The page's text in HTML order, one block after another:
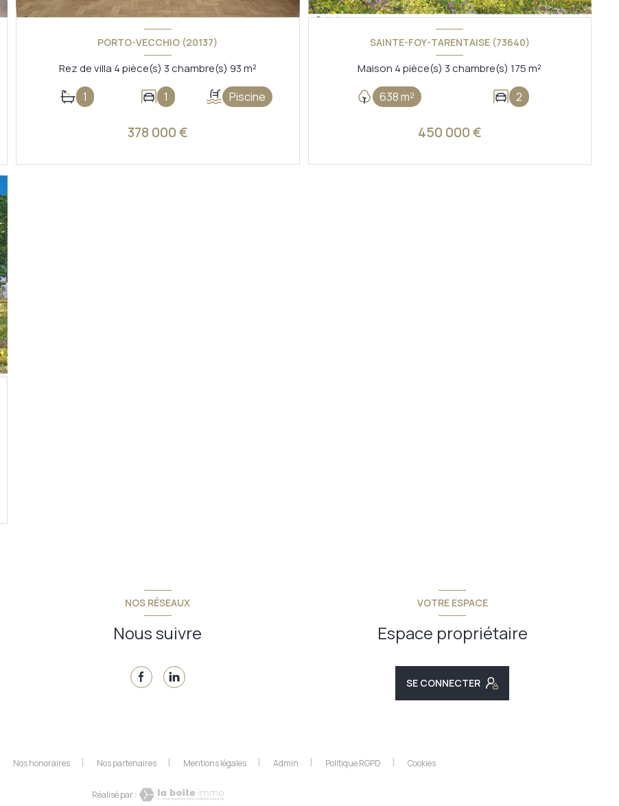
PORTO-VECCHIO (20137)
Rez de villa 4 pièce(s) 3 chambre(s) 93 m²
1 1 Piscine
378 000 €
VOIR LE BIEN
SAINTE-FOY-TARENTAISE (73640)
Maison 4 pièce(s) 3 chambre(s) 175 m²
638 m² 2
450 000 €
VOIR LE BIEN
NOS RÉSEAUX
Nous suivre
VOTRE ESPACE
Espace propriétaire
SE CONNECTER
Nos honoraires Nos partenaires Mentions légales Admin Politique RGPD Cookies
Réalisé par :